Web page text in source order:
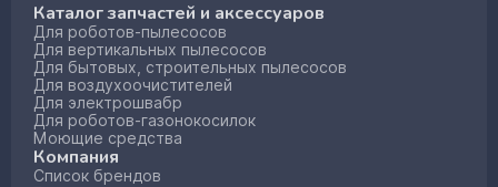
Каталог запчастей и аксессуаров
Для роботов-пылесосов
Для вертикальных пылесосов
Для бытовых, строительных пылесосов
Для воздухоочистителей
Для электрошвабр
Для роботов-газонокосилок
Моющие средства
Компания
Список брендов